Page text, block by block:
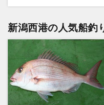
新潟西港の人気船釣